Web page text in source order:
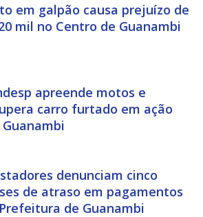
em galpão causa prejuízo de
mil no Centro de Guanambi
apreende motos e
carro furtado em ação
denunciam cinco
de atraso em pagamentos
de Guanambi